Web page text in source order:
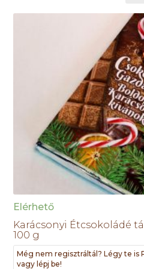
Elérhető
Karácsonyi Étcsokoládé
100 g
Még nem regisztráltál? Légy te is
vagy lépj be!